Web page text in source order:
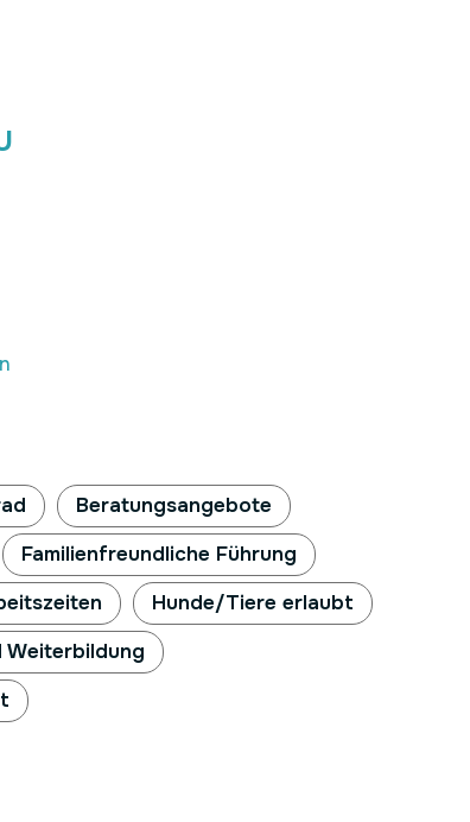
Beratungsangebote
Familienfreundliche Führung
Hunde/Tiere erlaubt